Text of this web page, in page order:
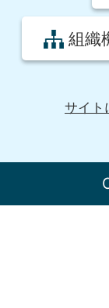
組織
サイト